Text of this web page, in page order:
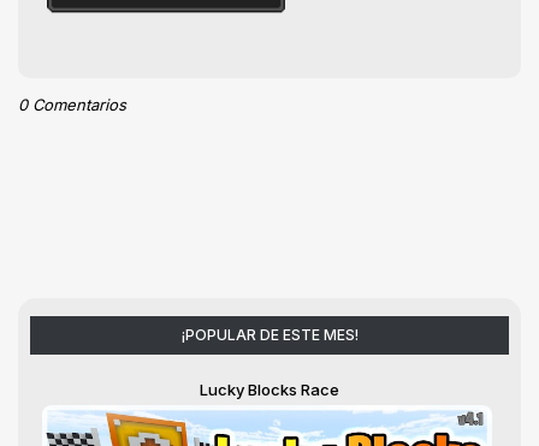
0 Comentarios
¡POPULAR DE ESTE MES!
Lucky Blocks Race